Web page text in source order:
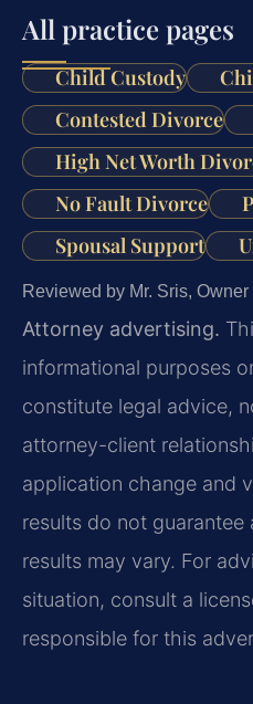
All practice pages
Child Custody
Contested Divorce
High Net Worth
No Fault Divorce
Spousal Support
Reviewed by Mr. Sris,
Attorney advertising.
informational purposes
constitute legal advice,
attorney-client
application change and
results do not guarantee
results may vary. For
situation, consult a
responsible for this